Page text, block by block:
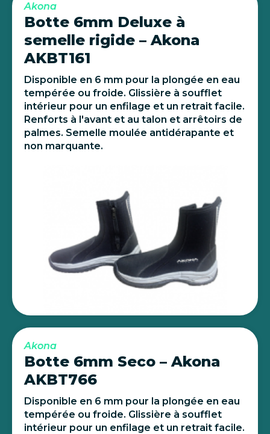
Akona
Botte 6mm Deluxe à
semelle rigide – Akona
AKBT161
Disponible en 6 mm pour la plongée en eau
tempérée ou froide. Glissière à soufflet
intérieur pour un enfilage et un retrait facile.
Renforts à l'avant et au talon et arrêtoirs de
palmes. Semelle moulée antidérapante et
non marquante.
Akona
Botte 6mm Seco – Akona
AKBT766
Disponible en 6 mm pour la plongée en eau
tempérée ou froide. Glissière à soufflet
intérieur pour un enfilage et un retrait facile.